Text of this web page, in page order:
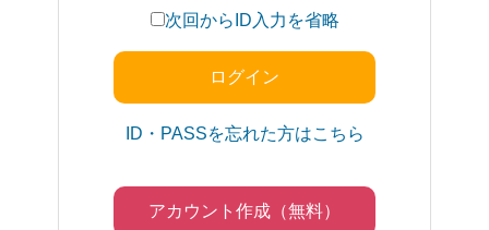
次回からID入力を省略
ID・PASSを忘れた方はこちら
アカウント作成（無料）